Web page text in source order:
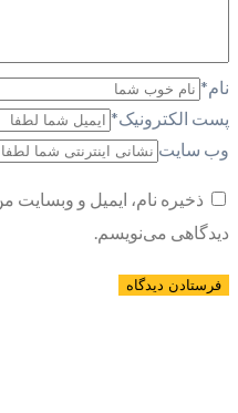
نام*
پست الکترونیک*
وب سایت
ذخیره نام، ایمیل و وبسایت
دیدگاهی می‌نویسم.